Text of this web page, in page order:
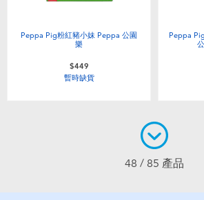
Peppa Pig粉紅豬小妹 Peppa 公園
樂
$449
暫時缺貨
Peppa
48 / 85 產品